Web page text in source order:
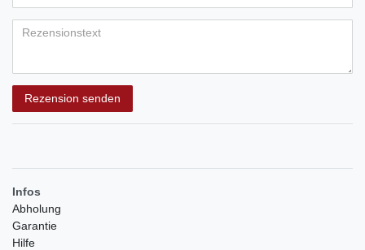
Bewertungssternen
Bewertungssternen
Bewertungssternen
Bewertungssternen
Bewertungssternen
(optional)
Rezension senden
Infos
Abholung
Garantie
Hilfe